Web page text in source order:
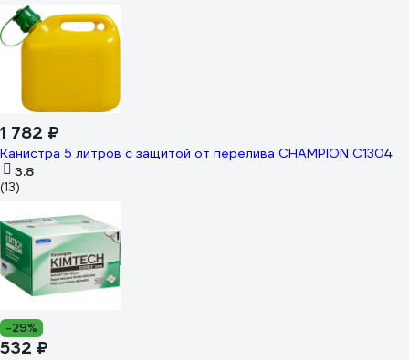
1 782 ₽
Канистра 5 литров с защитой от перелива CHAMPION C1304
3.8
(13)
-29%
532 ₽